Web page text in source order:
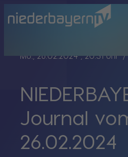
Mo., 26.02.2024, 20:31 Uhr /
Journal
26.02.2024